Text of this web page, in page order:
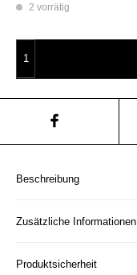
2 vorrätig
Beschreibung
Zusätzliche Informationen
Produktsicherheit